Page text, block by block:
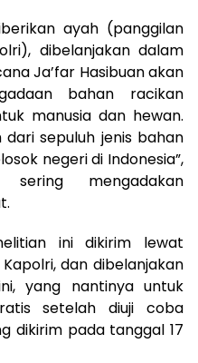
ayah (panggilan
dibelanjakan dalam
Ja’far Hasibuan akan
bahan racikan
manusia dan hewan.
dari sepuluh jenis bahan
negeri di Indonesia”,
mengadakan
ini dikirim lewat
dan dibelanjakan
yang nantinya untuk
setelah diuji coba
dikirim pada tanggal 17